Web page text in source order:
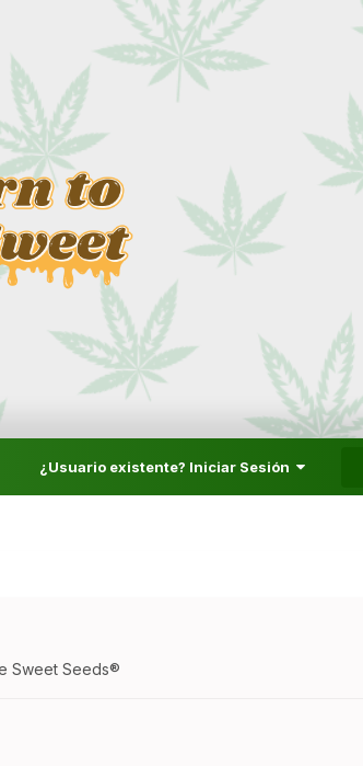
¿Usuario existente? Iniciar Sesión
Sweet Seeds®